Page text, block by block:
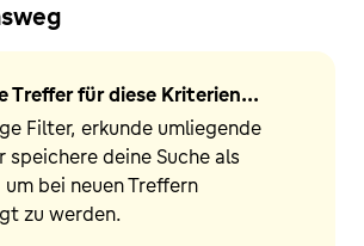
Treffer für diese Kriterien...
Filter, erkunde umliegende
speichere deine Suche als
bei neuen Treffern
zu werden.